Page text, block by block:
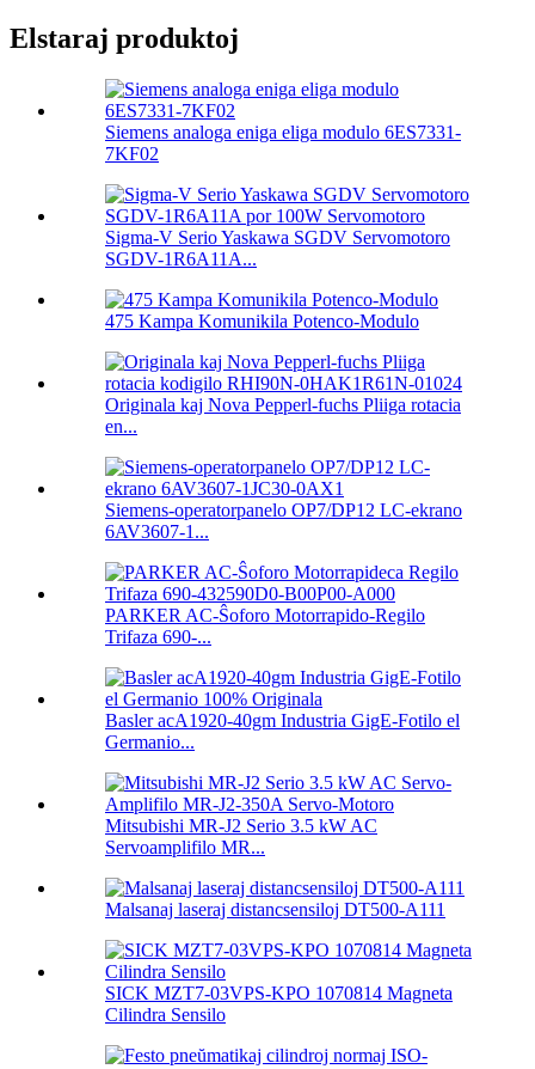
Elstaraj produktoj
Siemens analoga eniga eliga modulo 6ES7331-
7KF02
Sigma-V Serio Yaskawa SGDV Servomotoro
SGDV-1R6A11A...
475 Kampa Komunikila Potenco-Modulo
Originala kaj Nova Pepperl-fuchs Pliiga rotacia
en...
Siemens-operatorpanelo OP7/DP12 LC-ekrano
6AV3607-1...
PARKER AC-Ŝoforo Motorrapido-Regilo
Trifaza 690-...
Basler acA1920-40gm Industria GigE-Fotilo el
Germanio...
Mitsubishi MR-J2 Serio 3.5 kW AC
Servoamplifilo MR...
Malsanaj laseraj distancsensiloj DT500-A111
SICK MZT7-03VPS-KPO 1070814 Magneta
Cilindra Sensilo